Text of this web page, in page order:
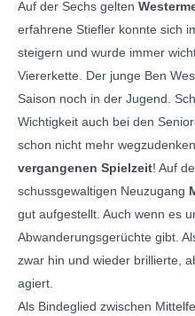
Auf der Sechs gelten
erfahrene Stiefler konnte sich
steigern und wurde immer
Viererkette. Der junge Ben
Saison noch in der Jugend.
Wichtigkeit auch bei den
schon nicht mehr
vergangenen Spielzeit! Auf
schussgewaltigen Neuzugang
gut aufgestellt. Auch wenn es
Abwanderungsgerüchte gibt.
zwar hin und wieder brillierte,
agiert.
Als Bindeglied zwischen